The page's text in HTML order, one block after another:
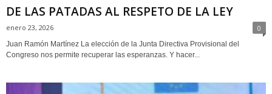
DE LAS PATADAS AL RESPETO DE LA LEY
enero 23, 2026 0
Juan Ramón Martínez La elección de la Junta Directiva Provisional del
Congreso nos permite recuperar las esperanzas. Y hacer...